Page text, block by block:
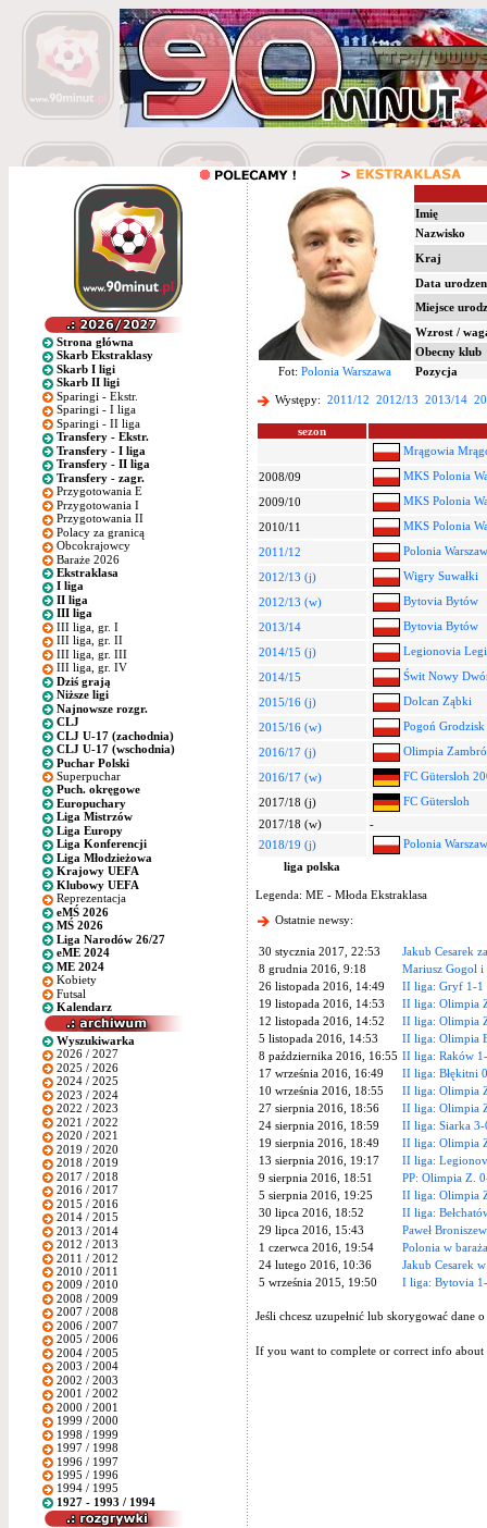
Strona główna
Skarb Ekstraklasy
Skarb I ligi
Skarb II ligi
Sparingi - Ekstr.
Sparingi - I liga
Sparingi - II liga
Transfery - Ekstr.
Transfery - I liga
Transfery - II liga
Transfery - zagr.
Przygotowania E
Przygotowania I
Przygotowania II
Polacy za granicą
Obcokrajowcy
Baraże 2026
Ekstraklasa
I liga
II liga
III liga
III liga, gr. I
III liga, gr. II
III liga, gr. III
III liga, gr. IV
Dziś grają
Niższe ligi
Najnowsze rozgr.
CLJ
CLJ U-17 (zachodnia)
CLJ U-17 (wschodnia)
Puchar Polski
Superpuchar
Puch. okręgowe
Europuchary
Liga Mistrzów
Liga Europy
Liga Konferencji
Liga Młodzieżowa
Krajowy UEFA
Klubowy UEFA
Reprezentacja
eMŚ 2026
MŚ 2026
Liga Narodów 26/27
eME 2024
ME 2024
Kobiety
Futsal
Kalendarz
Wyszukiwarka
2026 / 2027
2025 / 2026
2024 / 2025
2023 / 2024
2022 / 2023
2021 / 2022
2020 / 2021
2019 / 2020
2018 / 2019
2017 / 2018
2016 / 2017
2015 / 2016
2014 / 2015
2013 / 2014
2012 / 2013
2011 / 2012
2010 / 2011
2009 / 2010
2008 / 2009
2007 / 2008
2006 / 2007
2005 / 2006
2004 / 2005
2003 / 2004
2002 / 2003
2001 / 2002
2000 / 2001
1999 / 2000
1998 / 1999
1997 / 1998
1996 / 1997
1995 / 1996
1994 / 1995
1927 - 1993 / 1994
Imię
Nazwisko
Kraj
Data
Miejsce
Wzrost /
Obecny klub
Fot: Polonia Warszawa Pozycja
Występy: 2011/12 2012/13 2013/14
sezon
Mrągowia
2008/09
MKS Polonia
2009/10
MKS Polonia
2010/11
MKS Polonia
2011/12
Polonia
2012/13 (j)
Wigry Suwałki
2012/13 (w)
Bytovia Bytów
2013/14
Bytovia Bytów
2014/15 (j)
Legionovia
2014/15
Świt Nowy
2015/16 (j)
Dolcan Ząbki
2015/16 (w)
Pogoń
2016/17 (j)
Olimpia
2016/17 (w)
FC Gütersloh
2017/18 (j)
FC Gütersloh
2017/18 (w)
-
2018/19 (j)
Polonia
liga polska
Legenda: ME - Młoda Ekstraklasa
Ostatnie newsy:
30 stycznia 2017, 22:53
Jakub Cesarek
8 grudnia 2016, 9:18
Mariusz Gogol i
26 listopada 2016, 14:49
II liga: Gryf 1-1
19 listopada 2016, 14:53
II liga: Olimpia
12 listopada 2016, 14:52
II liga: Olimpia
5 listopada 2016, 14:53
II liga: Olimpia
8 października 2016, 16:55 II liga: Raków
17 września 2016, 16:49
II liga: Błękitni
10 września 2016, 18:55
II liga: Olimpia
27 sierpnia 2016, 18:56
II liga: Olimpia
24 sierpnia 2016, 18:59
II liga: Siarka
19 sierpnia 2016, 18:49
II liga: Olimpia
13 sierpnia 2016, 19:17
II liga:
9 sierpnia 2016, 18:51
PP: Olimpia Z.
5 sierpnia 2016, 19:25
II liga: Olimpia
30 lipca 2016, 18:52
II liga:
29 lipca 2016, 15:43
Paweł
1 czerwca 2016, 19:54
Polonia w
24 lutego 2016, 10:36
Jakub Cesarek
5 września 2015, 19:50
I liga: Bytovia
Jeśli chcesz uzupełnić lub skorygować
If you want to complete or correct info